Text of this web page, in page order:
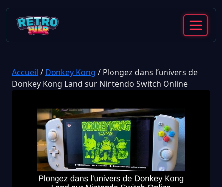
Accueil / Donkey Kong / Plongez dans l’univers de
Donkey Kong Land sur Nintendo Switch Online